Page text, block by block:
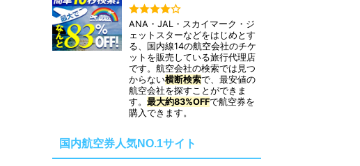
ANA・JAL・スカイマーク・ジ
ェットスターなどをはじめとす
る、国内線14の航空会社のチケ
ットを販売している旅行代理店
です。航空会社の検索では見つ
からない横断検索で、最安値の
航空会社を探すことができま
す。 最大約83%OFFで航空券を
購入できます。
国内航空券人気NO.1サイト